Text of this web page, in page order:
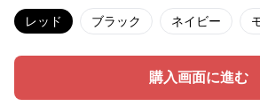
レッド ブラック ネイビー
購入画面に進む